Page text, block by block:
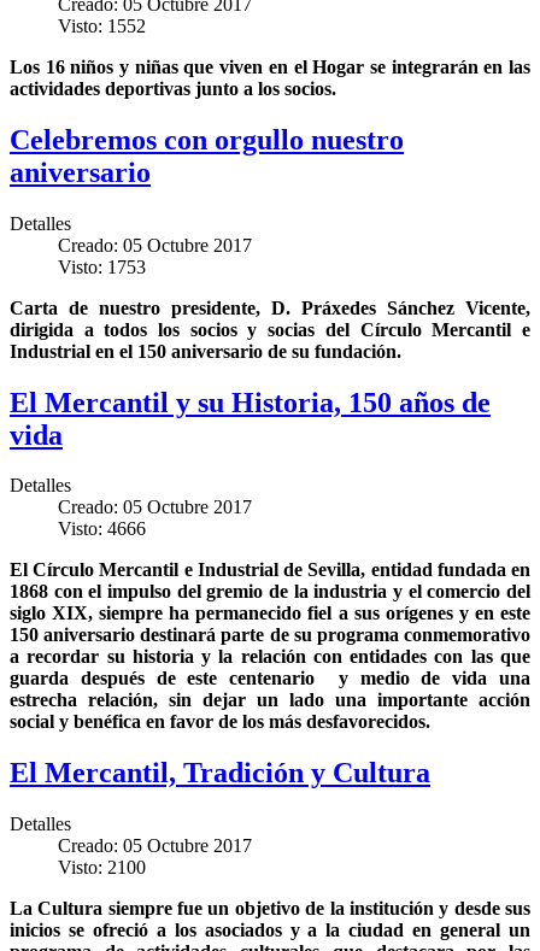
Visto: 1552
Los 16 niños y niñas que viven en el Hogar se integrarán en las
actividades deportivas junto a los socios.
Celebremos con orgullo nuestro
aniversario
Detalles
Creado: 05 Octubre 2017
Visto: 1753
Carta de nuestro presidente, D. Práxedes Sánchez Vicente,
dirigida a todos los socios y socias del Círculo Mercantil e
Industrial en el 150 aniversario de su fundación.
El Mercantil y su Historia, 150 años de
vida
Detalles
Creado: 05 Octubre 2017
Visto: 4666
El Círculo Mercantil e Industrial de Sevilla, entidad fundada en
1868 con el impulso del gremio de la industria y el comercio del
siglo XIX, siempre ha permanecido fiel a sus orígenes y en este
150 aniversario destinará parte de su programa conmemorativo
a recordar su historia y la relación con entidades con las que
guarda después de este centenario y medio de vida una
estrecha relación, sin dejar un lado una importante acción
social y benéfica en favor de los más desfavorecidos.
El Mercantil, Tradición y Cultura
Detalles
Creado: 05 Octubre 2017
Visto: 2100
La Cultura siempre fue un objetivo de la institución y desde sus
inicios se ofreció a los asociados y a la ciudad en general un